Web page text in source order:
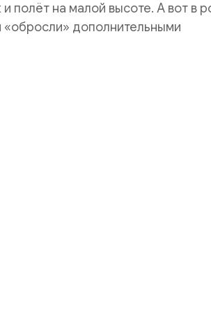
полёт на малой высоте. А вот в
«обросли» дополнительными